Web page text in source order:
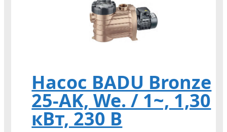
Насос BADU Bronze
25-AK, We. / 1~, 1,30
кВт, 230 В